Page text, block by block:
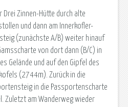
Drei Zinnen-Hütte durch alte
und dann am Innerkofler-
(zunächste A/B) weiter hinauf
von dort dann (B/C) in
Gelände und auf den Gipfel des
(2744m). Zurück in die
in die Passportenscharte
Zuletzt am Wanderweg wieder